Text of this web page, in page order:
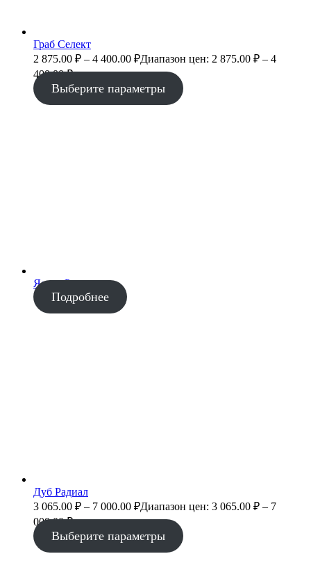
Граб Селект
2 875.00 ₽ – 4 400.00 ₽Диапазон цен: 2 875.00 ₽ – 4
400.00 ₽
Выберите параметры
Ясень Радиал
Подробнее
Дуб Радиал
3 065.00 ₽ – 7 000.00 ₽Диапазон цен: 3 065.00 ₽ – 7
000.00 ₽
Выберите параметры